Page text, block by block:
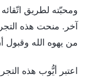
ومحبّته لطريق
آخر. منحت هذه
من يهوه الله وقبول
اعتبر أيُّوب هذه